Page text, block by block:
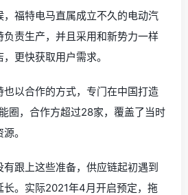
福特电马直属成立不久的电动汽
负责生产，并且采用和新势力一样
更快获取用户需求。
也以合作的方式，专门在中国打造
圈，合作方超过28家，覆盖了当时
。
跟上这些准备，供应链起初遇到
长。实际2021年4月开启预定，拖